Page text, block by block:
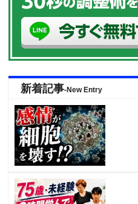
新着記事-New Entry